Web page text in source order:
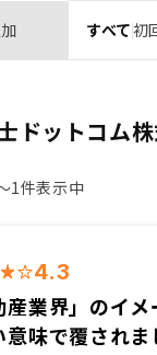
すべて初
ドットコム株
1件表示中
4.3
産業界」のイメ
意味で覆されま